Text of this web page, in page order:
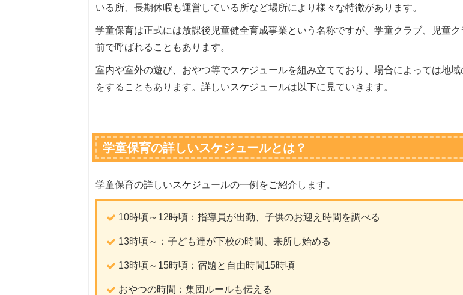
いる所、長期休暇も運営している所など場所により様々な特徴があります。
学童保育は正式には放課後児童健全育成事業という名称ですが、学童クラブ、児童ク
前で呼ばれることもあります。
室内や室外の遊び、おやつ等でスケジュールを組み立てており、場合によっては地
をすることもあります。詳しいスケジュールは以下に見ていきます。
学童保育の詳しいスケジュールとは？
学童保育の詳しいスケジュールの一例をご紹介します。
10時頃～12時頃：指導員が出勤、子供のお迎え時間を調べる
13時頃～：子ども達が下校の時間、来所し始める
13時頃～15時頃：宿題と自由時間15時頃
おやつの時間：集団ルールも伝える